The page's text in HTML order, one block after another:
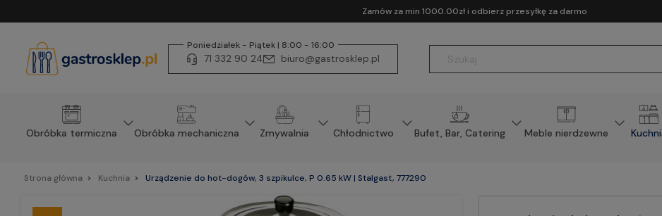
Zamów za min 1000.00zł i odbierz przesyłkę za darmo
Poniedziałek - Piątek | 8:00 - 16:00
71 332 90 24 biuro@gastrosklep.pl
Obróbka termiczna Obróbka mechaniczna Zmywalnia Chłodnictwo Bufet, Bar, Catering Meble nierdzewne
Strona główna Kuchnia Urządzenie do hot-dogów, 3 szpikulce, P 0.65 kW | Stalgast, 777290